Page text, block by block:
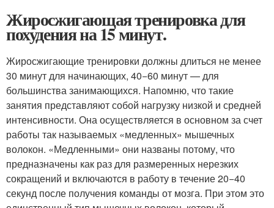
Жиросжигающая тренировка для
похудения на 15 минут.
Жиросжигающие тренировки должны длиться не менее
30 минут для начинающих, 40−60 минут — для
большинства занимающихся. Напомню, что такие
занятия представляют собой нагрузку низкой и средней
интенсивности. Она осуществляется в основном за счет
работы так называемых «медленных» мышечных
волокон. «Медленными» они названы потому, что
предназначены как раз для размеренных нерезких
сокращений и включаются в работу в течение 20−40
секунд после получения команды от мозга. При этом это